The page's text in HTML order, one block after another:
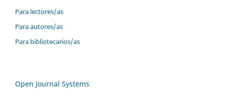
Para lectores/as
Para autores/as
Para bibliotecarios/as
Open Journal Systems